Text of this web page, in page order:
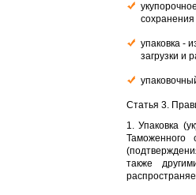
упаковка -
загрузки и
Статья 3.
1. Упаковка
также